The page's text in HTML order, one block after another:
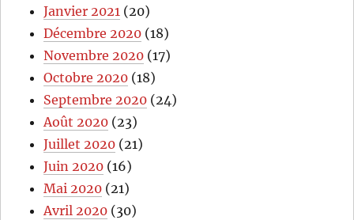
Janvier 2021 (20)
Décembre 2020 (18)
Novembre 2020 (17)
Octobre 2020 (18)
Septembre 2020 (24)
Août 2020 (23)
Juillet 2020 (21)
Juin 2020 (16)
Mai 2020 (21)
Avril 2020 (30)